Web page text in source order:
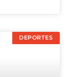
DEPORTES